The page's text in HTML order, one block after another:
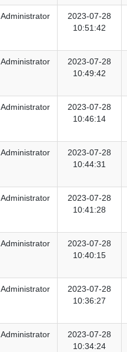
Administrator
2023-07-28
10:51:42
Administrator
2023-07-28
10:49:42
Administrator
2023-07-28
10:46:14
Administrator
2023-07-28
10:44:31
Administrator
2023-07-28
10:41:28
Administrator
2023-07-28
10:40:15
Administrator
2023-07-28
10:36:27
Administrator
2023-07-28
10:34:24